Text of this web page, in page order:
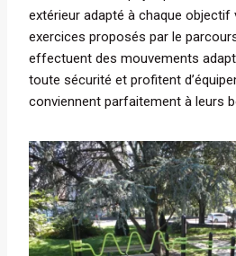
extérieur adapté à chaque objectif
exercices proposés par le
effectuent des mouvements
toute sécurité et profitent
conviennent parfaitement à leurs